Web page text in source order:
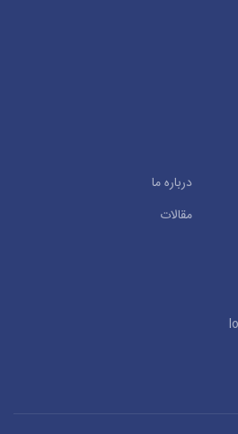
درباره ما
مقالات